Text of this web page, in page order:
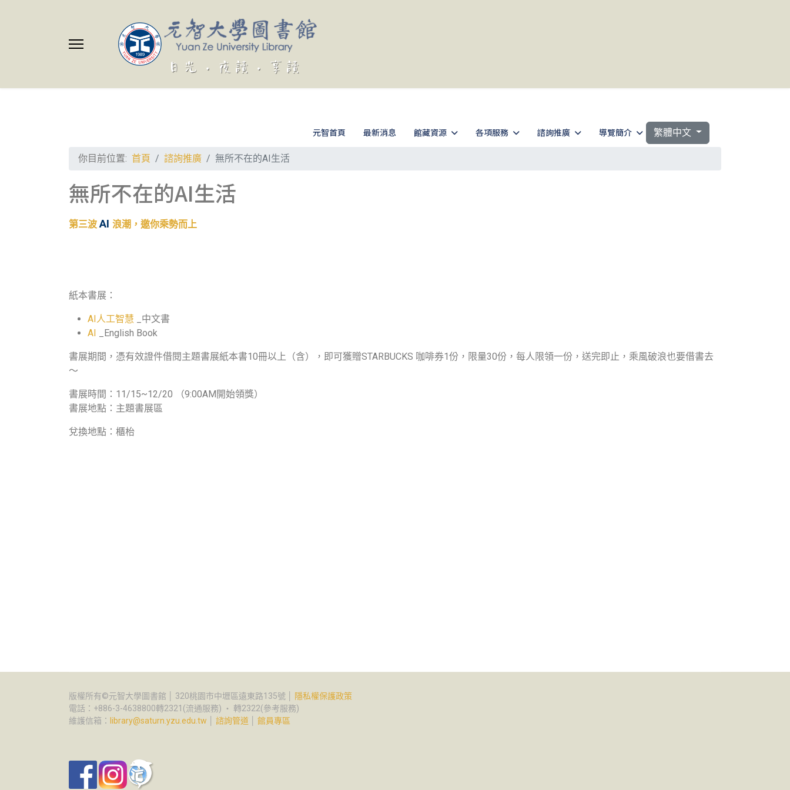
元智首頁 最新消息 館藏資源 各項服務 諮詢推廣 導覽簡介 選擇你的語言
繁體中文
你目前位置: 首頁 諮詢推廣 無所不在的AI生活
無所不在的AI生活
第三波AI 浪潮，邀你乘勢而上
紙本書展：
AI人工智慧 _中文書
AI _English Book
書展期間，憑有效證件借閱主題書展紙本書10冊以上（含），即可獲贈STARBUCKS 咖啡券1份，限量30份，每人限領一份，送完即止，乘風破浪也要借書去
～
書展時間：11/15~12/20 （9:00AM開始領獎）
書展地點：主題書展區
兌換地點：櫃枱
版權所有©元智大學圖書館 │ 320桃園市中壢區遠東路135號 │
隱私權保護政策
電話：+886-3-4638800轉2321(流通服務) ‧ 轉2322(參考服務)
維護信箱： library@saturn.yzu.edu.tw 諮詢管道 館員專區